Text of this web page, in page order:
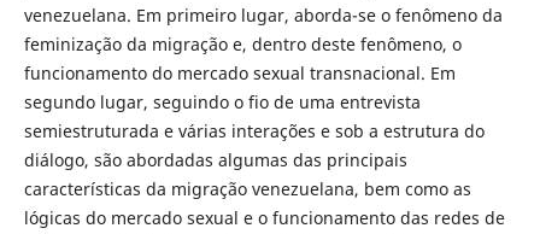
venezuelana. Em primeiro lugar, aborda-se o fenômeno da
feminização da migração e, dentro deste fenômeno, o
funcionamento do mercado sexual transnacional. Em
segundo lugar, seguindo o fio de uma entrevista
semiestruturada e várias interações e sob a estrutura do
diálogo, são abordadas algumas das principais
características da migração venezuelana, bem como as
lógicas do mercado sexual e o funcionamento das redes de